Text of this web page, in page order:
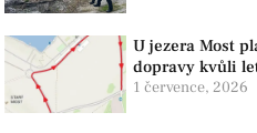
U jezera Most
dopravy kvůli
1 července, 2026